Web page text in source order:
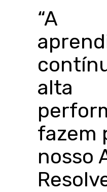
“A
alta
fazem
nosso